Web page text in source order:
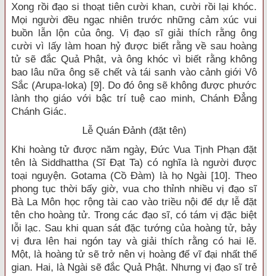
Xong rồi đạo si thoạt tiên cười khan, cười rồi lại khóc.
Mọi người đều ngạc nhiên trước những cảm xúc vui
buồn lẫn lộn của ông. Vị đạo sĩ giải thích rằng ông
cười vì lấy làm hoan hỷ được biết rằng về sau hoàng
tử sẽ đắc Quả Phật, và ông khóc vì biết rằng không
bao lâu nữa ông sẽ chết và tái sanh vào cảnh giới Vô
Sắc (Arupa-loka) [9]. Do đó ông sẽ không được phước
lành thọ giáo với bậc trí tuệ cao minh, Chánh Đẳng
Chánh Giác.
Lễ Quán Đảnh (đặt tên)
Khi hoàng tử được năm ngày, Đức Vua Tịnh Phạn đặt
tên là Siddhattha (Sĩ Đạt Ta) có nghĩa là người được
toại nguyện. Gotama (Cồ Đàm) là họ Ngài [10]. Theo
phong tục thời bấy giờ, vua cho thỉnh nhiều vị đạo sĩ
Bà La Môn học rộng tài cao vào triều nội để dự lễ đặt
tên cho hoàng tử. Trong các đạo sĩ, có tám vị đặc biệt
lỗi lạc. Sau khi quan sát đặc tướng của hoàng tử, bảy
vị đưa lên hai ngón tay và giải thích rằng có hai lẽ.
Một, là hoàng tử sẽ trở nên vị hoàng đế vĩ đại nhất thế
gian. Hai, là Ngài sẽ đắc Quả Phật. Nhưng vị đạo sĩ trẻ